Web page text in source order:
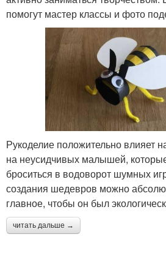
помогут мастер классы и фото
Рукоделие положительно влияет
на неусидчивых малышей,
броситься в водоворот шумных
создания шедевров можно
главное, чтобы он был
читать дальше →